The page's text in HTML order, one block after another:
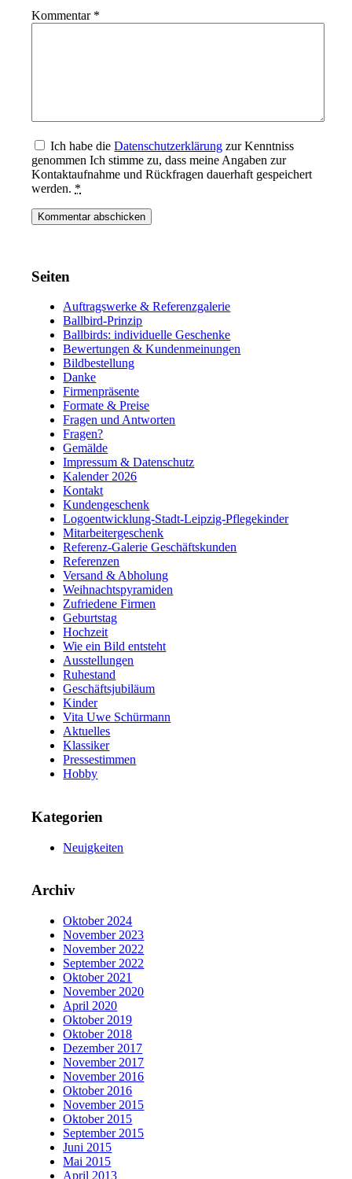
Kommentar *
Ich habe dieDatenschutzerklärung zur Kenntniss
genommen Ich stimme zu, dass meine Angaben zur
Kontaktaufnahme und Rückfragen dauerhaft gespeichert
werden. *
Seiten
Auftragswerke & Referenzgalerie
Ballbird-Prinzip
Ballbirds: individuelle Geschenke
Bewertungen & Kundenmeinungen
Bildbestellung
Danke
Firmenpräsente
Formate & Preise
Fragen und Antworten
Fragen?
Gemälde
Impressum & Datenschutz
Kalender 2026
Kontakt
Kundengeschenk
Logoentwicklung-Stadt-Leipzig-Pflegekinder
Mitarbeitergeschenk
Referenz-Galerie Geschäftskunden
Referenzen
Versand & Abholung
Weihnachtspyramiden
Zufriedene Firmen
Geburtstag
Hochzeit
Wie ein Bild entsteht
Ausstellungen
Ruhestand
Geschäftsjubiläum
Kinder
Vita Uwe Schürmann
Aktuelles
Klassiker
Pressestimmen
Hobby
Kategorien
Neuigkeiten
Archiv
Oktober 2024
November 2023
November 2022
September 2022
Oktober 2021
November 2020
April 2020
Oktober 2019
Oktober 2018
Dezember 2017
November 2017
November 2016
Oktober 2016
November 2015
Oktober 2015
September 2015
Juni 2015
Mai 2015
April 2013